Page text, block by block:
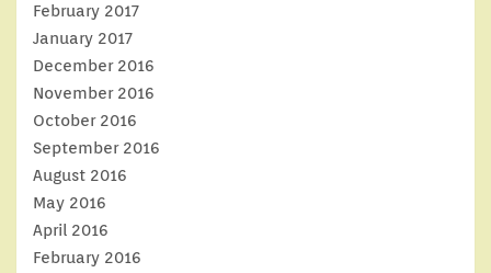
February 2017
January 2017
December 2016
November 2016
October 2016
September 2016
August 2016
May 2016
April 2016
February 2016